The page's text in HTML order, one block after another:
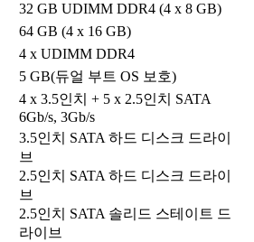
32 GB UDIMM DDR4 (4 x 8 GB)
64 GB (4 x 16 GB)
4 x UDIMM DDR4
5 GB(듀얼 부트 OS 보호)
4 x 3.5인치 + 5 x 2.5인치 SATA
6Gb/s, 3Gb/s
3.5인치 SATA 하드 디스크 드라이
브
2.5인치 SATA 하드 디스크 드라이
브
2.5인치 SATA 솔리드 스테이트 드
라이브